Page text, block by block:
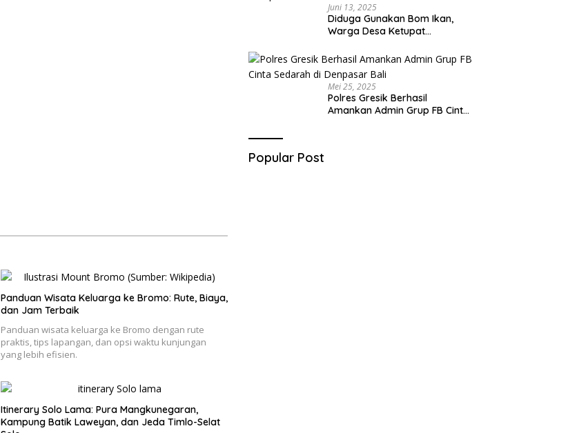
Panduan Wisata Keluarga ke Bromo: Rute, Biaya,
dan Jam Terbaik
Panduan wisata keluarga ke Bromo dengan rute
praktis, tips lapangan, dan opsi waktu kunjungan
yang lebih efisien.
Itinerary Solo Lama: Pura Mangkunegaran,
Kampung Batik Laweyan, dan Jeda Timlo-Selat
Juni 13, 2025
Diduga Gunakan Bom Ikan,
Warga Desa Ketupat
Pidana
Mei 25, 2025
Polres Gresik Berhasil
Amankan Admin Grup FB Cinta
Popular Post